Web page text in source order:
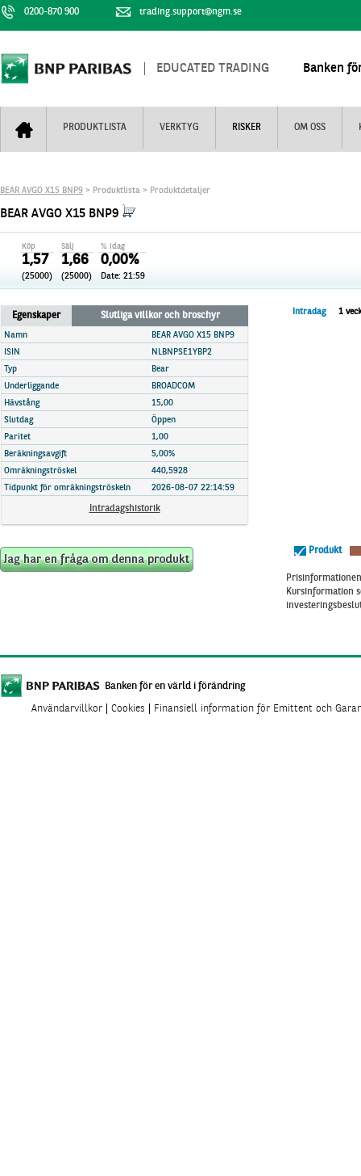
0200-870 900 trading.support@ngm.se
EDUCATED TRADING Banken
PRODUKTLISTA VERKTYG RISKER OM OSS
Mini Futures
Unlimited Turbos
Nya produkter
Stoppade & förfallna produkter
Utsålda produkter
Nyhestbrev+
Realtidskurser
Knock-plocken
Kunskapscentra+
Hur handlar jag
Marknadsöversikt
Finansiell information
BEAR AVGO X15 BNP9 > Produktlista > Produktdetaljer
BEAR AVGO X15 BNP9
Köp
1,57
(25000)
Sälj
1,66
(25000)
% idag
0,00%
Date: 21:59
Egenskaper Slutliga villkor och broschyr
Namn
BEAR AVGO X15 BNP9
ISIN
NLBNPSE1YBP2
Typ
Bear
Underliggande
BROADCOM
Hävstång
15,00
Slutdag
Öppen
Paritet
1,00
Beräkningsavgift
5,00%
Omräkningströskel
440,5928
Tidpunkt för omräkningströskeln
2026-08-07 22:14:59
Intradagshistorik
Intradag 1
Produkt
Kursinformation
Banken för en värld i förändring
Användarvillkor Cookies Finansiell information för Emittent och